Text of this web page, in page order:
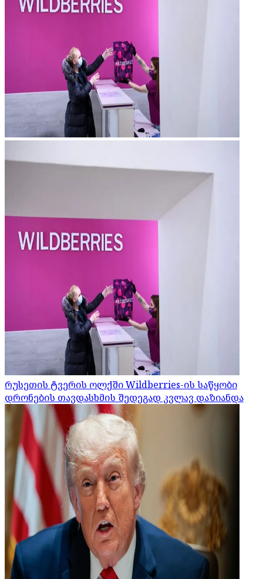
რუსეთის ტვერის ოლქში Wildberries-ის საწყობი
დრონების თავდასხმის შედეგად კვლავ დაზიანდა